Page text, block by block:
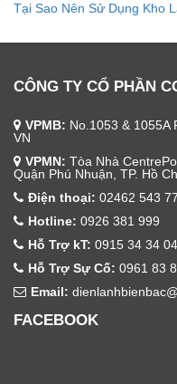
Tại Sao Nên Sử Dụng Kho
CÔNG TY CỔ PHẦN
VPMB: No.1053 & 1055A
VN
VPMN: Tòa Nhà
Quận Phú Nhuận, TP. Hồ
Điện thoại: 02462 543
Hotline: 0926 381 999
Hỗ Trợ kT: 0915 34 34 04
Hỗ Trợ Sự Cố: 0961 83
Email:
FACEBOOK